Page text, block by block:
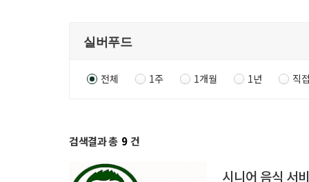
전체 1주 1개월 1년 직
검색결과 총 9 건
시니어 음식 서